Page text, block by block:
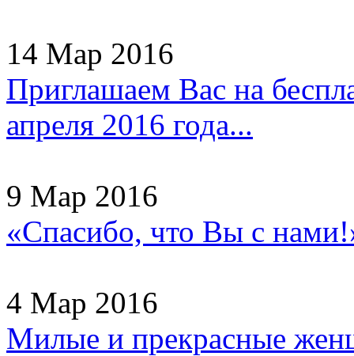
14 Мар 2016
Приглашаем Вас на
апреля 2016 года...
9 Мар 2016
«Спасибо, что Вы с
4 Мар 2016
Милые и прекрасные